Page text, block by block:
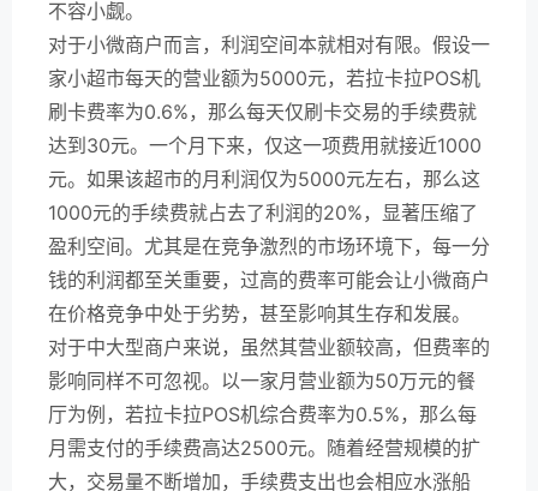
不容小觑。
对于小微商户而言，利润空间本就相对有限。假设一
家小超市每天的营业额为5000元，若拉卡拉POS机
刷卡费率为0.6%，那么每天仅刷卡交易的手续费就
达到30元。一个月下来，仅这一项费用就接近1000
元。如果该超市的月利润仅为5000元左右，那么这
1000元的手续费就占去了利润的20%，显著压缩了
盈利空间。尤其是在竞争激烈的市场环境下，每一分
钱的利润都至关重要，过高的费率可能会让小微商户
在价格竞争中处于劣势，甚至影响其生存和发展。
对于中大型商户来说，虽然其营业额较高，但费率的
影响同样不可忽视。以一家月营业额为50万元的餐
厅为例，若拉卡拉POS机综合费率为0.5%，那么每
月需支付的手续费高达2500元。随着经营规模的扩
大，交易量不断增加，手续费支出也会相应水涨船